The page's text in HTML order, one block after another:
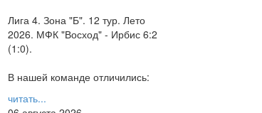
Лига 4. Зона "Б". 12 тур. Лето
2026. МФК "Восход" - Ирбис 6:2
(1:0).
В нашей команде отличились:
читать...